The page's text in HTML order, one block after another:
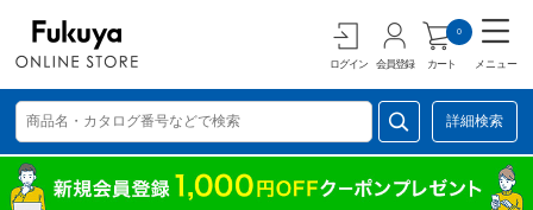
ログイン 会員登録 カート
0
メニュー
詳細検索